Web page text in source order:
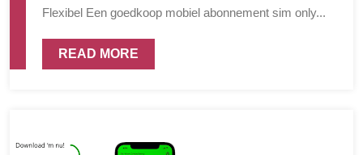
Flexibel Een goedkoop mobiel abonnement sim only...
READ MORE